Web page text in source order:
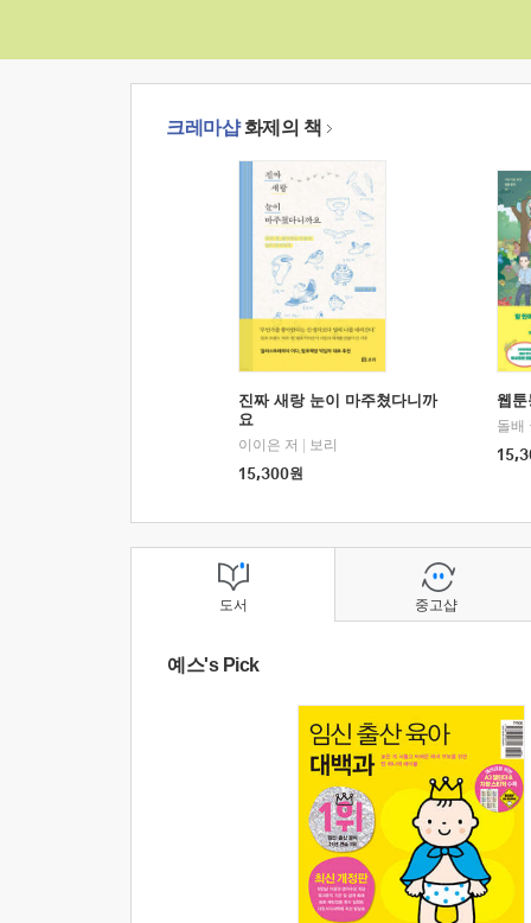
크레마샵화제의 책
진짜 새랑 눈이 마주쳤다니까
요
이이은 저
보리
15,300원
웹
돌배
도서
예스's Pick
중고샵